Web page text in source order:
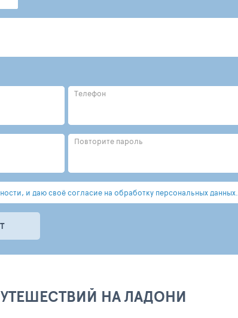
Телефон
Повторите пароль
и даю своё согласие на обработку персональных данных.
НА ЛАДОНИ